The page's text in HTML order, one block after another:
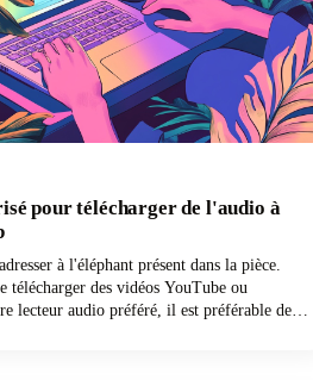
pour télécharger de l'audio à
à l'éléphant présent dans la pièce.
télécharger des vidéos YouTube ou
lecteur audio préféré, il est préférable de le